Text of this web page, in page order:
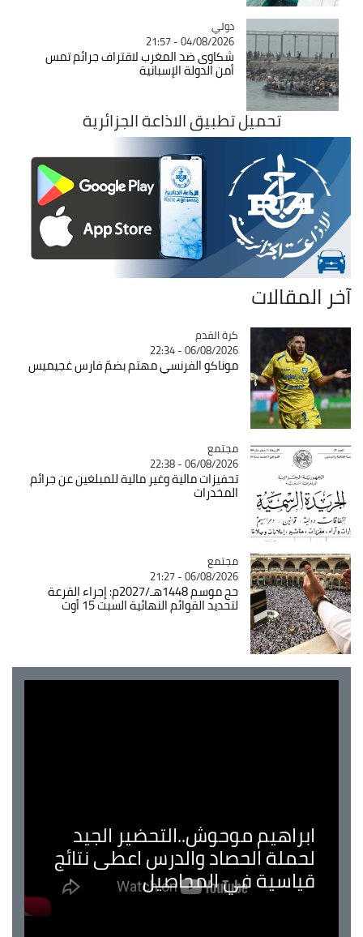
Catégorie
دولي
04/08/2026 - 21:57
شكاوى ضد المغرب لاقتراف جرائم تمس
أمن الدولة الإسبانية
تحميل تطبيق الاذاعة الجزائرية
آخر المقالات
Catégorie
كرة القدم
06/08/2026 - 22:34
موناكو الفرنسي مهتم بضمّ فارس غجيميس
Catégorie
مجتمع
06/08/2026 - 22:38
تحفيزات مالية وغير مالية للمبلغين عن جرائم
المخدرات
Catégorie
مجتمع
06/08/2026 - 21:27
حج موسم 1448هـ/2027م: إجراء القرعة
لتحديد القوائم النهائية السبت 15 أوت
ابراهيم موحوش..التحضير الجيد
لحملة الحصاد والدرس اعطى نتائج
قياسية في المحاصيل